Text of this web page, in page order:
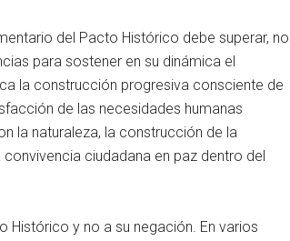
del Pacto Histórico debe superar, no
para sostener en su dinámica el
la construcción progresiva consciente de
de las necesidades humanas
la naturaleza, la construcción de la
ciudadana en paz dentro del
Histórico y no a su negación. En varios